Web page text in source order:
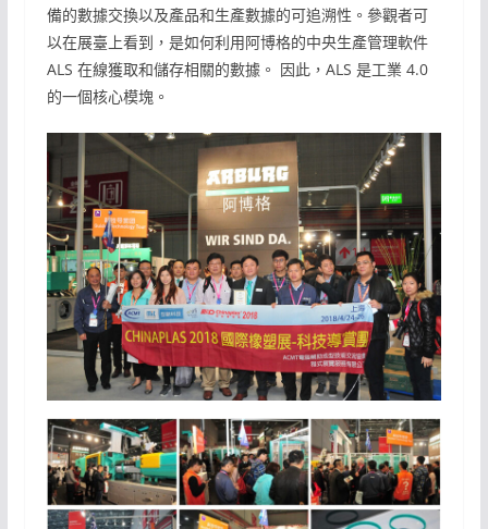
備的數據交換以及產品和生產數據的可追溯性。參觀者可
以在展臺上看到，是如何利用阿博格的中央生產管理軟件
ALS 在線獲取和儲存相關的數據。 因此，ALS 是工業 4.0
的一個核心模塊。